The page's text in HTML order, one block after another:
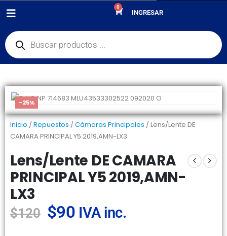
0
INGRESAR
CÁMARAS PRINCIPALES
-25%
Inicio /Repuestos /Cámaras Principales / Lens/Lente DE
CAMARA PRINCIPAL Y5 2019,AMN-LX3
Lens/Lente DE CAMARA
PRINCIPAL Y5 2019,AMN-
LX3
$120 $90 IVA inc.